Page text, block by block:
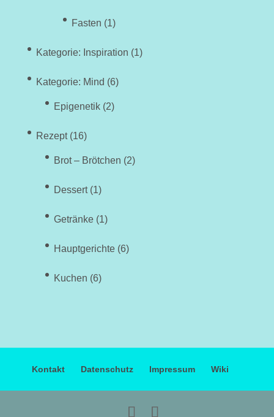
Fasten (1)
Kategorie: Inspiration (1)
Kategorie: Mind (6)
Epigenetik(2)
Rezept(16)
Brot – Brötchen (2)
Dessert(1)
Getränke(1)
Hauptgerichte(6)
Kuchen (6)
Kontakt Datenschutz Impressum Wiki